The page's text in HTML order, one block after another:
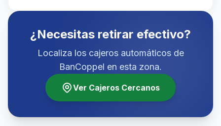
¿Necesitas retirar efectivo?
Localiza los cajeros automáticos de
BanCoppel en esta zona.
Ver Cajeros Cercanos